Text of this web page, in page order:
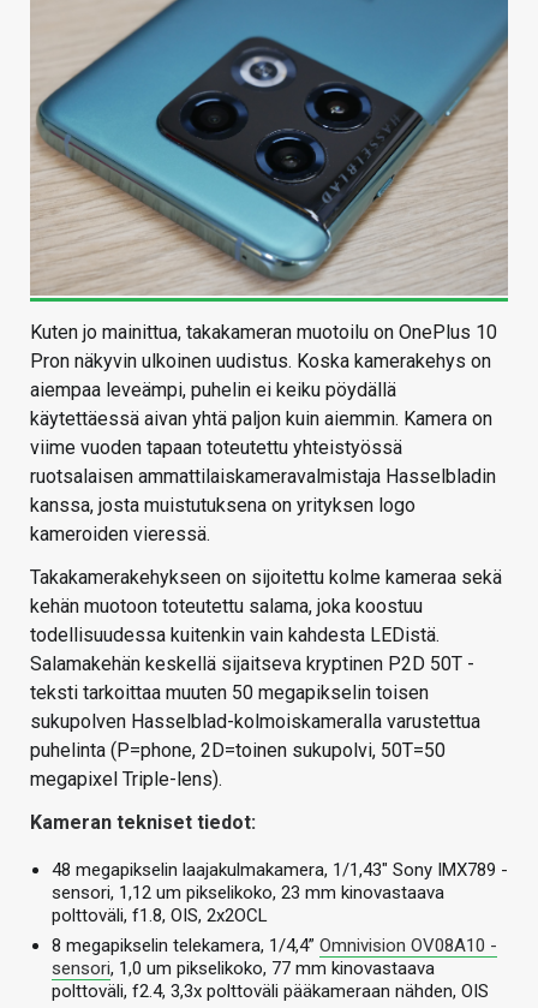
Kuten jo mainittua, takakameran muotoilu on OnePlus 10
Pron näkyvin ulkoinen uudistus. Koska kamerakehys on
aiempaa leveämpi, puhelin ei keiku pöydällä
käytettäessä aivan yhtä paljon kuin aiemmin. Kamera on
viime vuoden tapaan toteutettu yhteistyössä
ruotsalaisen ammattilaiskameravalmistaja Hasselbladin
kanssa, josta muistutuksena on yrityksen logo
kameroiden vieressä.
Takakamerakehykseen on sijoitettu kolme kameraa sekä
kehän muotoon toteutettu salama, joka koostuu
todellisuudessa kuitenkin vain kahdesta LEDistä.
Salamakehän keskellä sijaitseva kryptinen P2D 50T -
teksti tarkoittaa muuten 50 megapikselin toisen
sukupolven Hasselblad-kolmoiskameralla varustettua
puhelinta (P=phone, 2D=toinen sukupolvi, 50T=50
megapixel Triple-lens).
Kameran tekniset tiedot:
48 megapikselin laajakulmakamera, 1/1,43″ Sony IMX789 -
sensori, 1,12 um pikselikoko, 23 mm kinovastaava
polttoväli, f1.8, OIS, 2x2OCL
8 megapikselin telekamera, 1/4,4” Omnivision OV08A10 -
sensori, 1,0 um pikselikoko, 77 mm kinovastaava
polttoväli, f2.4, 3,3x polttoväli pääkameraan nähden, OIS